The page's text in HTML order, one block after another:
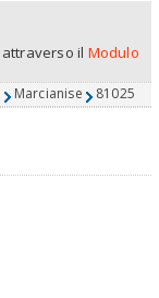
attraverso il Modulo
Marcianise 81025